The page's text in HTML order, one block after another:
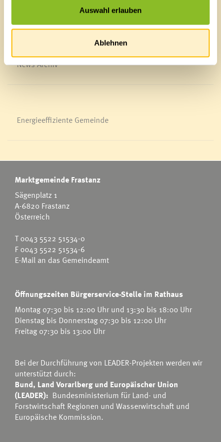
Auswahl erlauben
Ablehnen
Bürgermeldungen
Veranstaltungskalender
News Archiv
Energieeffiziente Gemeinde
Marktgemeinde Frastanz
Sägenplatz 1
A-6820 Frastanz
Österreich
T0043 5522 51534-0
F 0043 5522 51534-6
E-Mail an das Gemeindeamt
Öffnungszeiten Bürgerservice-Stelle im Rathaus
Montag 07:30 bis 12:00 Uhr und 13:30 bis 18:00 Uhr
Dienstag bis Donnerstag 07:30 bis 12:00 Uhr
Freitag 07:30 bis 13:00 Uhr
Bei der Durchführung von LEADER-Projekten werden wir
unterstützt durch:
Bund, Land Vorarlberg und Europäischer Union
(LEADER): Bundesministerium für Land- und
Forstwirtschaft Regionen und Wasserwirtschaft und
Europäische Kommission.